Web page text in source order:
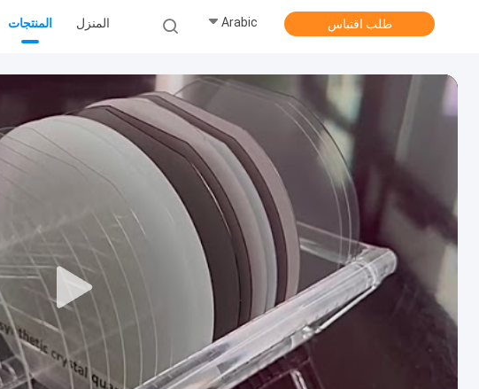
المنزل المنتجات Arabic طلب اقتباس